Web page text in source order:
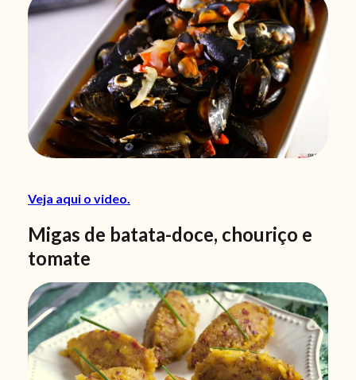
Veja aqui o video.
Migas de batata-doce, chouriço e
tomate